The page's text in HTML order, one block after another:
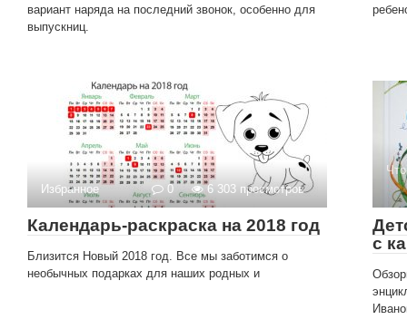
вариант наряда на последний звонок, особенно для
выпускниц.
Избранное 0 6 303 просмотров
Календарь-раскраска на 2018 год
Близится Новый 2018 год. Все мы заботимся о
необычных подарках для наших родных и
с